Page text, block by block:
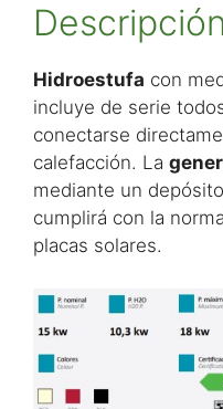
Descripción
Hidroestufa con
incluye de serie
conectarse
calefacción. La
mediante un
cumplirá con la
placas solares.